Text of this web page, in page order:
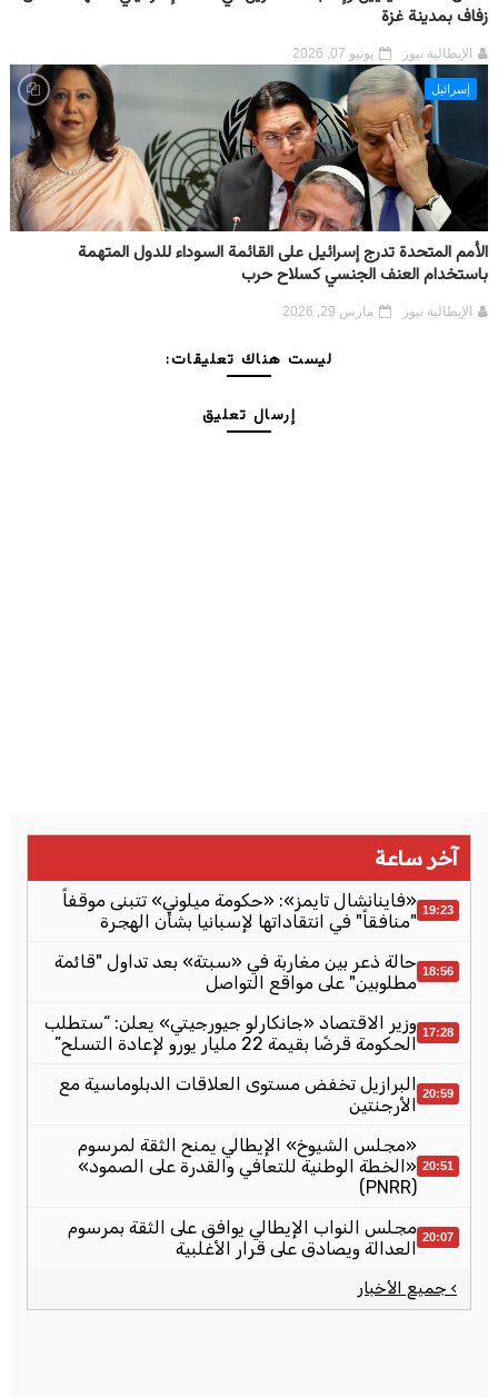
زفاف بمدينة غزة
الإيطالية نيوز يونيو 07, 2026
إسرائيل
الأمم المتحدة تدرج إسرائيل على القائمة السوداء للدول المتهمة
باستخدام العنف الجنسي كسلاح حرب
الإيطالية نيوز مارس 29, 2026
ليست هناك تعليقات:
إرسال تعليق
آخر ساعة
19:23 «فاينانشال تايمز»: «حكومة ميلوني» تتبنى موقفاً
"منافقاً" في انتقاداتها لإسبانيا بشأن الهجرة
18:56 حالة ذعر بين مغاربة في «سبتة» بعد تداول "قائمة
مطلوبين" على مواقع التواصل
17:28 وزير الاقتصاد «جانكارلو جيورجيتي» يعلن: “ستطلب
الحكومة قرضًا بقيمة 22 مليار يورو لإعادة التسلح”
20:59 البرازيل تخفض مستوى العلاقات الدبلوماسية مع
الأرجنتين
20:51
«مجلس الشيوخ» الإيطالي يمنح الثقة لمرسوم
«الخطة الوطنية للتعافي والقدرة على الصمود»
(PNRR)
20:07 مجلس النواب الإيطالي يوافق على الثقة بمرسوم
العدالة ويصادق على قرار الأغلبية
› جميع الأخبار